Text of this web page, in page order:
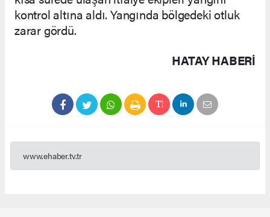
kontrol altına aldı. Yangında bölgedeki otluk
zarar gördü.
HATAY HABERİ
www.ehaber.tv.tr